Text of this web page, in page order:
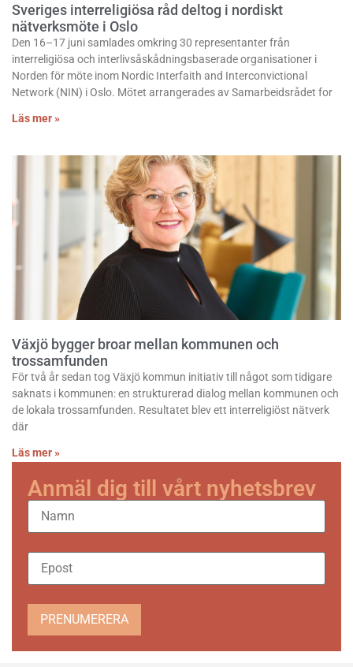
Sveriges interreligiösa råd deltog i nordiskt
nätverksmöte i Oslo
Den 16–17 juni samlades omkring 30 representanter från
interreligiösa och interlivsåskådningsbaserade organisationer i
Norden för möte inom Nordic Interfaith and Interconvictional
Network (NIN) i Oslo. Mötet arrangerades av Samarbeidsrådet for
Läs mer »
Växjö bygger broar mellan kommunen och
trossamfunden
För två år sedan tog Växjö kommun initiativ till något som tidigare
saknats i kommunen: en strukturerad dialog mellan kommunen och
de lokala trossamfunden. Resultatet blev ett interreligiöst nätverk
där
Läs mer »
Anmäl dig till vårt nyhetsbrev
PRENUMERERA